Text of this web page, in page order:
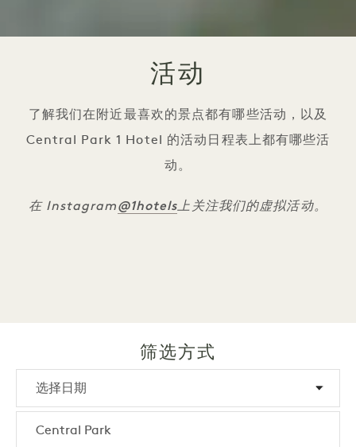
活动
了解我们在附近最喜欢的景点都有哪些活动，以及
Central Park 1 Hotel 的活动日程表上都有哪些活
动。
在 Instagram@1hotels上关注我们的虚拟活动。
筛选方式